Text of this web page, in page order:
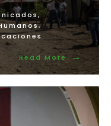
,
,
Read More →
Read
More:
por
la
vida